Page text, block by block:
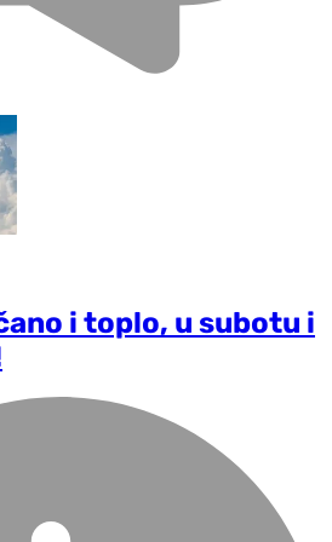
i toplo, u subotu i